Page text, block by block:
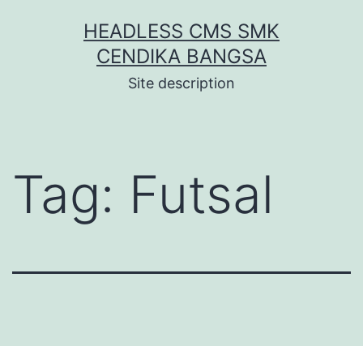
HEADLESS CMS SMK
CENDIKA BANGSA
Site description
Tag: Futsal